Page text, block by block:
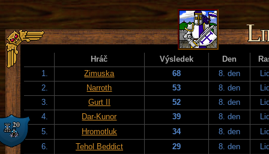
Hráč Výsledek Den
1.
Zimuska 68 8. den
2.
Narroth 53 8. den
3.
Gurt II 52 8. den
4.
Dar-Kunor 39 8. den
5.
Hromotluk 34 8. den
6.
Tehol Beddict 29 8. den